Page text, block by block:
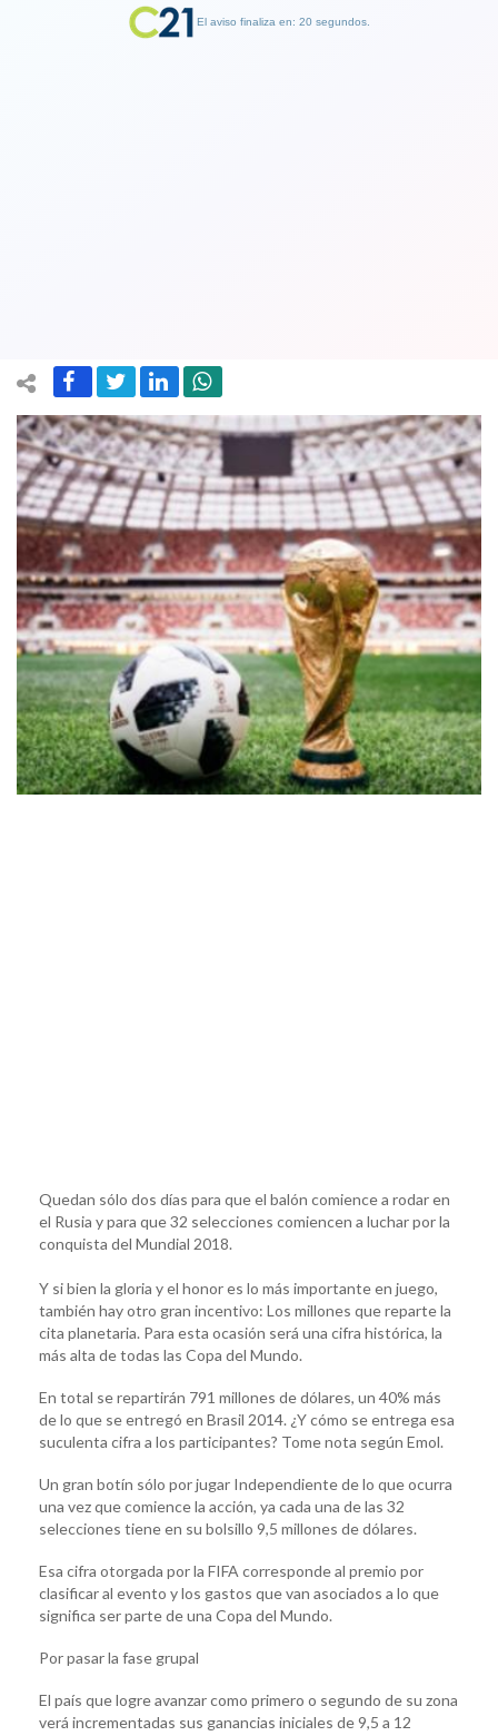
Quedan sólo dos días para que el balón comience a rodar en
el Rusia y para que 32 selecciones comiencen a luchar por la
conquista del Mundial 2018.
Y si bien la gloria y el honor es lo más importante en juego,
también hay otro gran incentivo: Los millones que reparte la
cita planetaria. Para esta ocasión será una cifra histórica, la
más alta de todas las Copa del Mundo.
En total se repartirán 791 millones de dólares, un 40% más
de lo que se entregó en Brasil 2014. ¿Y cómo se entrega esa
suculenta cifra a los participantes? Tome nota según Emol.
Un gran botín sólo por jugar Independiente de lo que ocurra
una vez que comience la acción, ya cada una de las 32
selecciones tiene en su bolsillo 9,5 millones de dólares.
Esa cifra otorgada por la FIFA corresponde al premio por
clasificar al evento y los gastos que van asociados a lo que
significa ser parte de una Copa del Mundo.
Por pasar la fase grupal
El país que logre avanzar como primero o segundo de su zona
verá incrementadas sus ganancias iniciales de 9,5 a 12
El aviso finaliza en: 19 segundos.